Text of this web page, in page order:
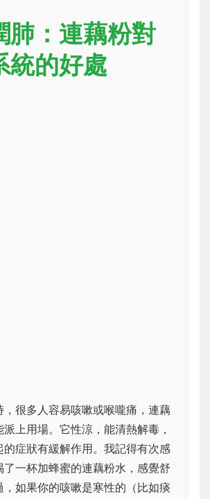
肺：連藕粉對
統的好處
，很多人容易咳嗽或喉嚨痛，連藕
上用場。它性涼，能清熱解毒，
的症狀有緩解作用。我記得有次感
了一杯加蜂蜜的連藕粉水，感覺舒
，如果你的咳嗽是寒性的（比如痰